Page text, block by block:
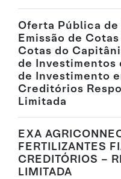
Oferta Pública
Emissão de
Cotas do
de Investimentos
de Investimento
Creditórios
Limitada
EXA
FERTILIZANTES
CREDITÓRIOS –
LIMITADA